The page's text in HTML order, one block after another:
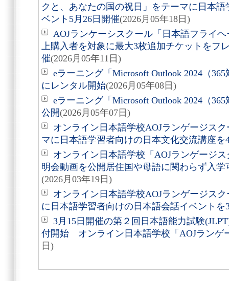
クと、あなたの国の祝日」をテーマに日本
ベント5月26日開催(2026月05年18日)
AOJランケーシスクール「日本語フライ
上購入者を対象に最大3枚追加チケットをフ
催(2026月05年11日)
eラーニング「Microsoft Outlook 2024（
にレンタル開始(2026月05年08日)
eラーニング「Microsoft Outlook 2024（
公開(2026月05年07日)
オンライン日本語学校AOJランゲージス
マに日本語学習者向けの日本文化交流講座を
オンライン日本語学校「AOJランゲージ
明会動画を公開居住国や母語に関わらず入
(2026月03年19日)
オンライン日本語学校AOJランゲージス
に日本語学習者向けの日本語会話イベントを
3月15日開催の第２回日本語能力試験
付開始 オンライン日本語学校「AOJランゲ
日)